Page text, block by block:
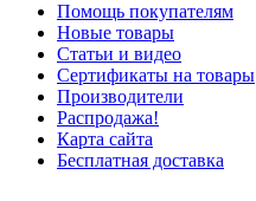
Помощь покупателям
Новые товары
Статьи и видео
Сертификаты на товары
Производители
Распродажа!
Карта сайта
Бесплатная доставка